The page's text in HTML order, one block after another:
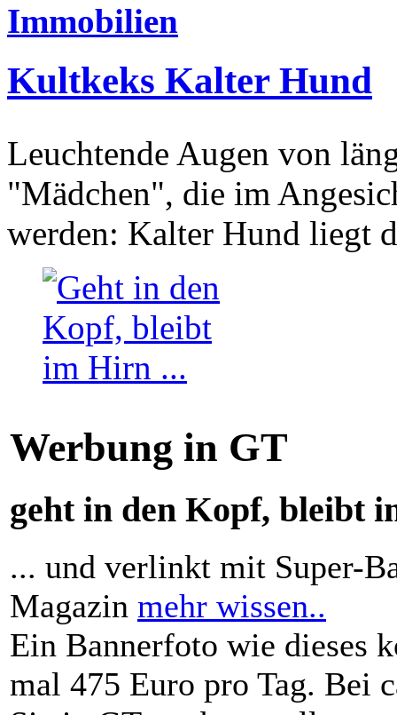
Immobilien
Kultkeks Kalter Hund
Leuchtende Augen von
"Mädchen", die im
werden: Kalter Hund liegt
Werbung in GT
geht in den Kopf, bleibt
... und verlinkt mit Super-
Magazin mehr wissen..
Ein Bannerfoto wie dieses
mal 475 Euro pro Tag. Bei